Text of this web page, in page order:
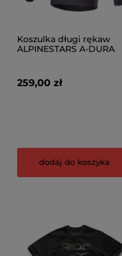
Koszulka długi rękaw
ALPINESTARS A-DURA
259,00 zł
dodaj do koszyka